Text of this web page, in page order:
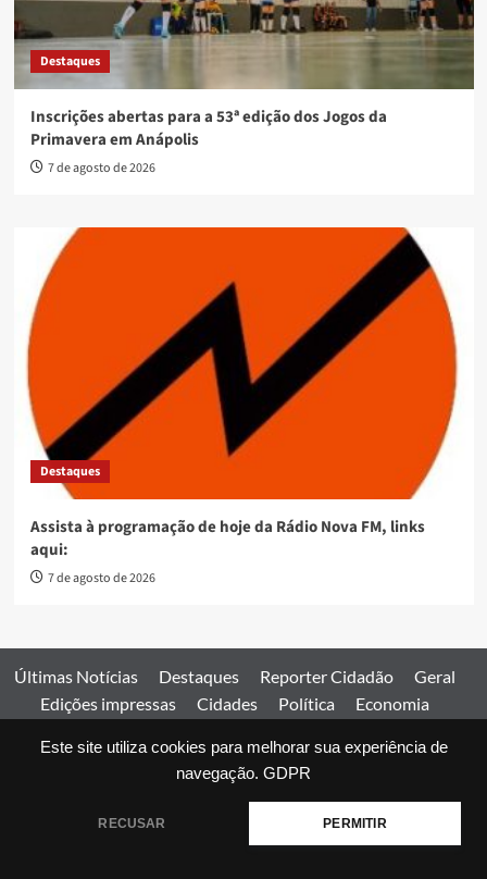
Este site utiliza cookies para melhorar sua experiência de
navegação. GDPR
RECUSAR PERMITIR
Destaques
Inscrições abertas para a 53ª edição dos Jogos da
Primavera em Anápolis
7 de agosto de 2026
Destaques
Assista à programação de hoje da Rádio Nova FM, links
aqui:
7 de agosto de 2026
Últimas Notícias Destaques Reporter Cidadão
Geral
Edições impressas
Cidades Política
Economia
Comercial
Edições impressas Expediente Home
© 2026 Jornal Estado de Goiás. Todos os direitos reservados.
by AF themes.